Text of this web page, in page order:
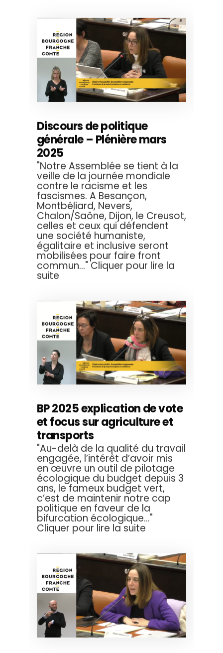
Discours de politique
générale – Plénière mars
2025
"Notre Assemblée se tient à la
veille de la journée mondiale
contre le racisme et les
fascismes. A Besançon,
Montbéliard, Nevers,
Chalon/Saône, Dijon, le Creusot,
celles et ceux qui défendent
une société humaniste,
égalitaire et inclusive seront
mobilisées pour faire front
commun..." Cliquer pour lire la
suite
BP 2025 explication de vote
et focus sur agriculture et
transports
"Au-delà de la qualité du travail
engagée, l’intérêt d’avoir mis
en œuvre un outil de pilotage
écologique du budget depuis 3
ans, le fameux budget vert,
c’est de maintenir notre cap
politique en faveur de la
bifurcation écologique..."
Cliquer pour lire la suite